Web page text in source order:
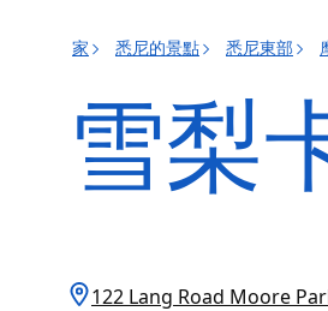
家 悉尼的景點 悉尼東部
雪梨
122 Lang Road Moore